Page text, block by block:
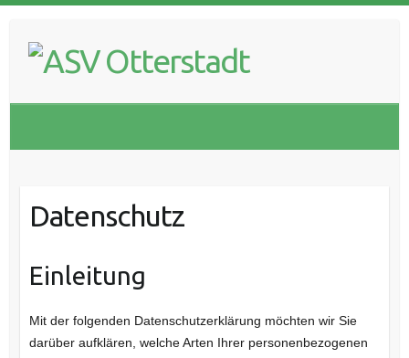
content
Datenschutz
Einleitung
Mit der folgenden Datenschutzerklärung möchten wir Sie
darüber aufklären, welche Arten Ihrer personenbezogenen